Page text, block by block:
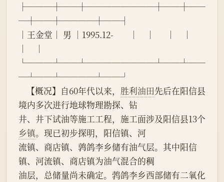
├───┼──┼────────┼──┼──
─┼──┼────┼──┤
│王金堂│ 男 │1995.12-        │    │      │    │
│    │
└───┴──┴────────┴──┴──
─┴──┴────┴──┘
    【概况】自60年代以来，
胜利油田先后在阳信县
境内多次进行地球物理勘探、钻
井、井下试油等施工工程，施工面涉及阳信县13个
乡镇。现已初步探明，阳信镇、河
流镇、商店镇、鹑鸽李乡储有油气层。其中阳信
镇、河流镇、商店镇为油气混合的稠
油层，总储量尚未确定。鹁鸽李乡西部储有二氧化